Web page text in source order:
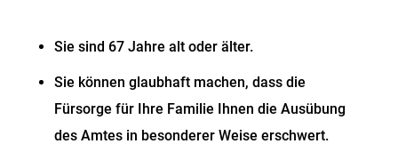
Sie sind 67 Jahre alt oder älter.
Sie können glaubhaft machen, dass die
Fürsorge für Ihre Familie Ihnen die Ausübung
des Amtes in besonderer Weise erschwert.